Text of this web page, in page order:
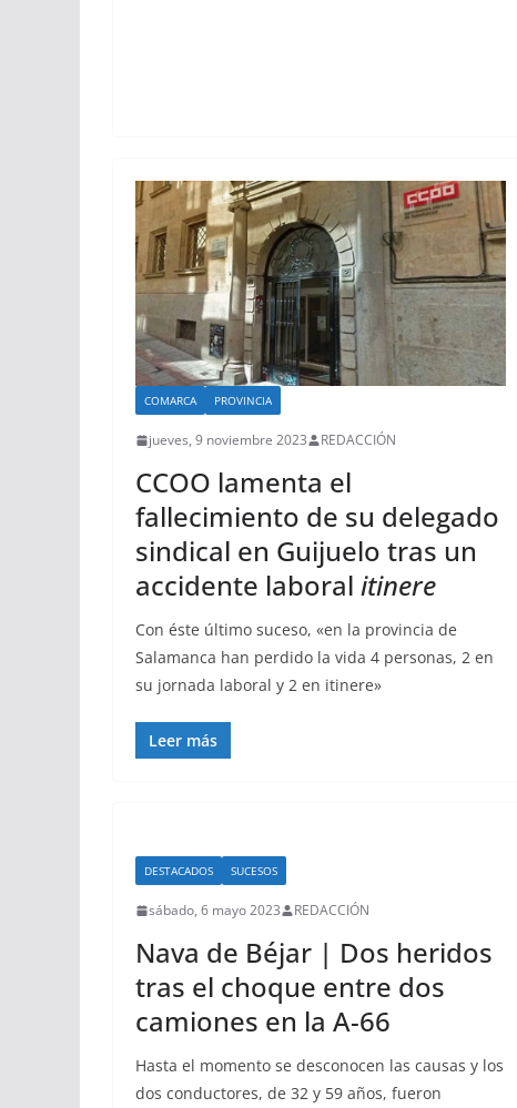
COMARCA PROVINCIA
jueves, 9 noviembre 2023 REDACCIÓN
CCOO lamenta el
fallecimiento de su delegado
sindical en Guijuelo tras un
accidente laboral itinere
Con éste último suceso, «en la provincia de
Salamanca han perdido la vida 4 personas, 2 en
su jornada laboral y 2 en itinere»
Leer más
DESTACADOS SUCESOS
sábado, 6 mayo 2023 REDACCIÓN
Nava de Béjar | Dos heridos
tras el choque entre dos
camiones en la A-66
Hasta el momento se desconocen las causas y los
dos conductores, de 32 y 59 años, fueron